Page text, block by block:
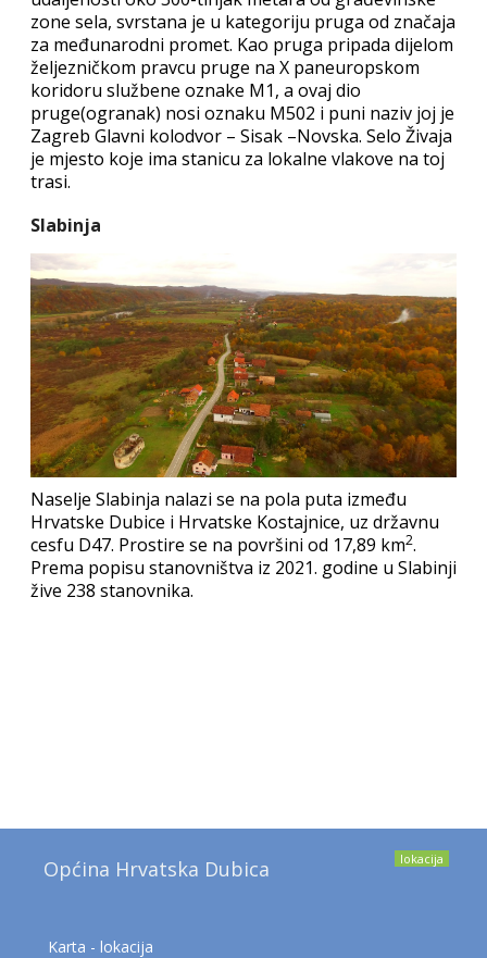
zone sela, svrstana je u kategoriju pruga od značaja
za međunarodni promet. Kao pruga pripada dijelom
željezničkom pravcu pruge na X paneuropskom
koridoru službene oznake M1, a ovaj dio
pruge(ogranak) nosi oznaku M502 i puni naziv joj je
Zagreb Glavni kolodvor – Sisak –Novska. Selo Živaja
je mjesto koje ima stanicu za lokalne vlakove na toj
trasi.
Slabinja
Naselje Slabinja nalazi se na pola puta između
Hrvatske Dubice i Hrvatske Kostajnice, uz državnu
cesfu D47. Prostire se na površini od 17,89 km2.
Prema popisu stanovništva iz 2021. godine u Slabinji
žive 238 stanovnika.
lokacija
Općina Hrvatska Dubica
Karta - lokacija